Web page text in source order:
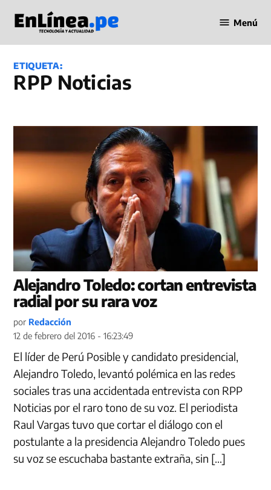
contenido
en Línea
Menú
ETIQUETA:
RPP Noticias
Alejandro Toledo: cortan entrevista
radial por su rara voz
por Redacción
12 de febrero del 2016 - 16:23:49
El líder de Perú Posible y candidato presidencial,
Alejandro Toledo, levantó polémica en las redes
sociales tras una accidentada entrevista con RPP
Noticias por el raro tono de su voz. El periodista
Raul Vargas tuvo que cortar el diálogo con el
postulante a la presidencia Alejandro Toledo pues
su voz se escuchaba bastante extraña, sin […]